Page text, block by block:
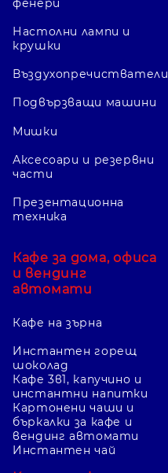
фенери
Настолни лампи и
крушки
Въздухопречистватели
Подвързващи машини
Мишки
Аксесоари и резервни
части
Презентационна
техника
Кафе за дома, офиса
и вендинг
автомати
Кафе на зърна
Инстантен горещ
шоколад
Кафе 3в1, капучино и
инстантни напитки
Картонени чаши и
бъркалки за кафе и
вендинг автомати
Инстантен чай